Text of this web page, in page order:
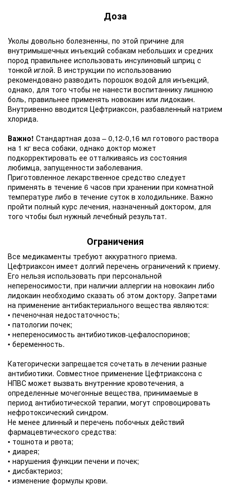
Доза
Уколы довольно болезненны, по этой причине для
внутримышечных инъекций собакам небольших и средних
пород правильнее использовать инсулиновый шприц с
тонкой иглой. В инструкции по использованию
рекомендовано разводить порошок водой для инъекций,
однако, для того чтобы не нанести воспитаннику лишнюю
боль, правильнее применять новокаин или лидокаин.
Внутривенно вводится Цефтриаксон, разбавленный натрием
хлорида.
Важно! Стандартная доза – 0,12-0,16 мл готового раствора
на 1 кг веса собаки, однако доктор может
подкорректировать ее отталкиваясь из состояния
любимца, запущенности заболевания.
Приготовленное лекарственное средство следует
применять в течение 6 часов при хранении при комнатной
температуре либо в течение суток в холодильнике. Важно
пройти полный курс лечения, назначенный доктором, для
того чтобы был нужный лечебный результат.
Ограничения
Все медикаменты требуют аккуратного приема.
Цефтриаксон имеет долгий перечень ограничений к приему.
Его нельзя использовать при персональной
непереносимости, при наличии аллергии на новокаин либо
лидокаин необходимо сказать об этом доктору. Запретами
на применение антибактериального вещества являются:
• печеночная недостаточность;
• патологии почек;
• непереносимость антибиотиков-цефалоспоринов;
• беременность.
Категорически запрещается сочетать в лечении разные
антибиотики. Совместное применение Цефтриаксона с
НПВС может вызвать внутренние кровотечения, а
определенные мочегонные вещества, принимаемые в
период антибиотической терапии, могут спровоцировать
нефротоксический синдром.
Не менее длинный и перечень побочных действий
фармацевтического средства:
• тошнота и рвота;
• диарея;
• нарушения функции печени и почек;
• дисбактериоз;
• изменение формулы крови.